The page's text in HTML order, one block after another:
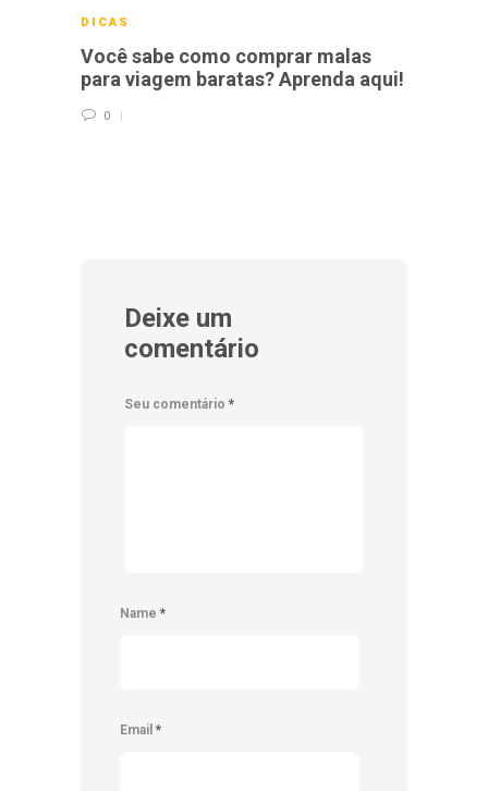
DICAS
Você sabe como comprar malas
para viagem baratas? Aprenda aqui!
0
Deixe um
comentário
Seu comentário *
Name *
Email *